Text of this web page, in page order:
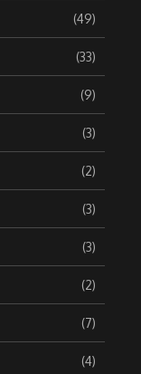
(49)
(33)
(9)
(3)
(2)
(3)
(3)
(2)
(7)
(4)